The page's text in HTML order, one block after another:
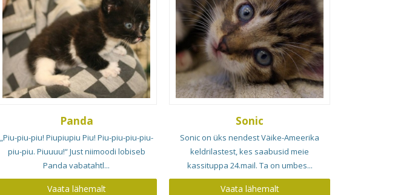
Panda
„Piu-piu-piu! Piupiupiu Piu! Piu-piu-piu-piu-
piu-piu. Piuuuu!“ Just niimoodi lobiseb
Panda vabatahtl...
Vaata lähemalt
Sonic
Sonic on üks nendest Väike-Ameerika
keldrilastest, kes saabusid meie
kassituppa 24.mail. Ta on umbes...
Vaata lähemalt